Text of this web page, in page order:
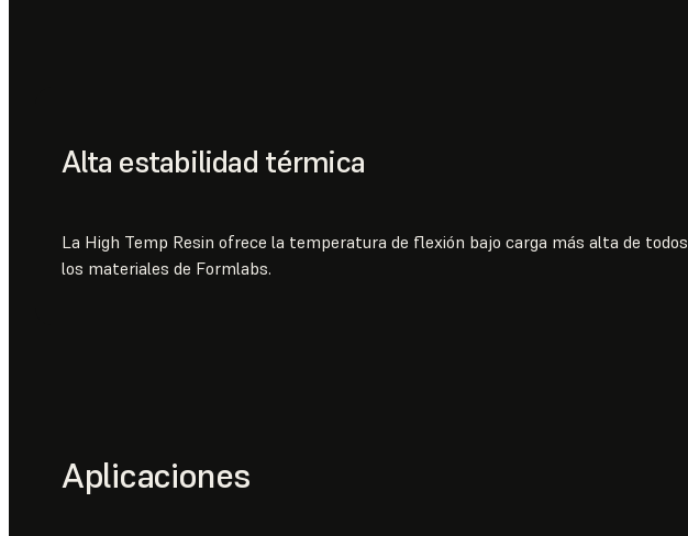
Alta estabilidad térmica
La High Temp Resin ofrece la temperatura de flexión bajo carga más alta de todos
los materiales de Formlabs.
Aplicaciones